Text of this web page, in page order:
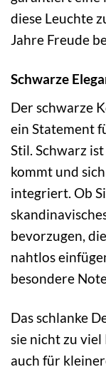
diese Leuchte
Jahre Freude
Schwarze
Der schwarze
ein Statement
Stil. Schwarz
kommt und
integriert. Ob
bevorzugen,
nahtlos
besondere
Das schlanke
sie nicht zu
auch für